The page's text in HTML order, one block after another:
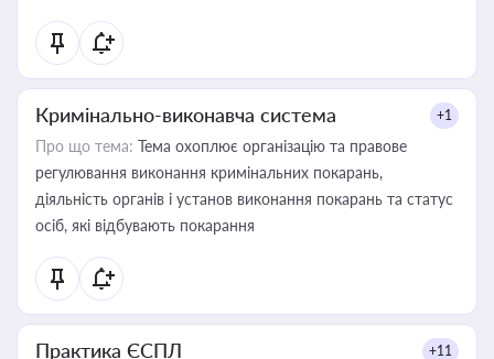
Кримінально-виконавча система +1
Про що тема: Тема охоплює організацію та правове
регулювання виконання кримінальних покарань,
діяльність органів і установ виконання покарань та статус
осіб, які відбувають покарання
Практика ЄСПЛ +11